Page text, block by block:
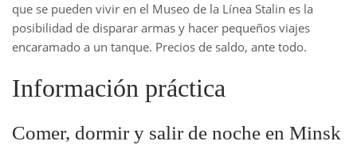
que se pueden vivir en el Museo de la Línea Stalin es la
posibilidad de disparar armas y hacer pequeños viajes
encaramado a un tanque. Precios de saldo, ante todo.
Información práctica
Comer, dormir y salir de noche en Minsk